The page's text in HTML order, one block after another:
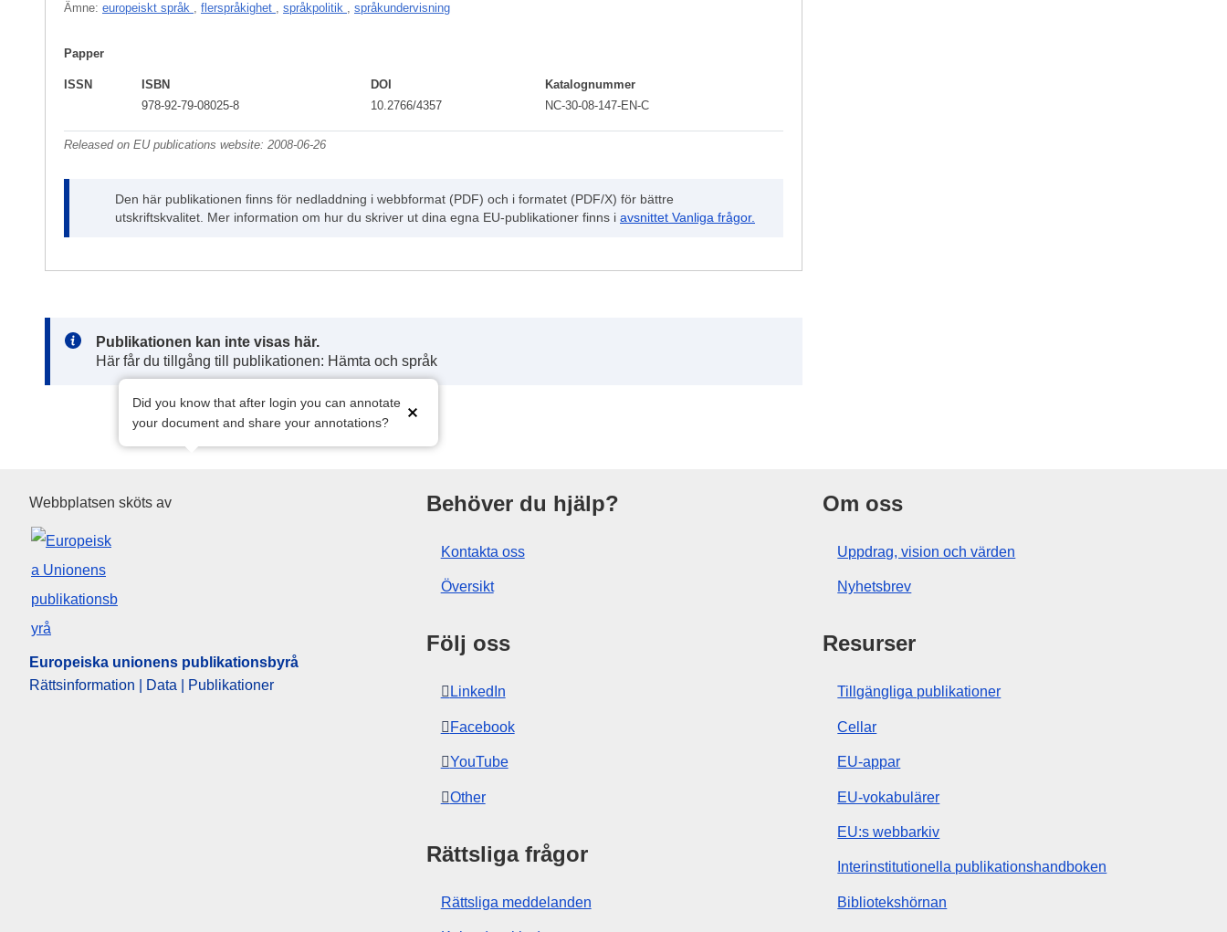
Ämne: europeiskt språk , flerspråkighet , språkpolitik , språkundervisning
Papper
ISSN
ISBN
978-92-79-08025-8
DOI
10.2766/4357
Katalognummer
NC-30-08-147-EN-C
Released on EU publications website: 2008-06-26
Den här publikationen finns för nedladdning i webbformat (PDF) och i formatet (PDF/X) för bättre
utskriftskvalitet. Mer information om hur du skriver ut dina egna EU-publikationer finns i avsnittet Vanliga frågor.
Note:
Publikationen kan inte visas här.
Här får du tillgång till publikationen: Hämta och språk
Did you know that after login you can annotate
your document and share your annotations?
Europeiska unionens publikationsbyrå
Webbplatsen sköts av
Europeiska unionens publikationsbyrå
Rättsinformation | Data | Publikationer
Behöver du hjälp?
Kontakta oss
Översikt
Följ oss
LinkedIn
Facebook
YouTube
Other
Rättsliga frågor
Rättsliga meddelanden
Om oss
Uppdrag, vision och värden
Nyhetsbrev
Resurser
Tillgängliga publikationer
Cellar
EU-appar
EU-vokabulärer
EU:s webbarkiv
Interinstitutionella publikationshandboken
Bibliotekshörnan